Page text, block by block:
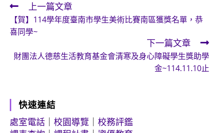
Read
more
articles
上一篇文章
【賀】114學年度臺南市學生美術比賽南區獲獎名單，恭
喜同學~
下一篇文章
財團法人德慈生活教育基金會清寒及身心障礙學生獎助學
金~114.11.10止
快速連結
處室電話
校園導覽
校務評鑑